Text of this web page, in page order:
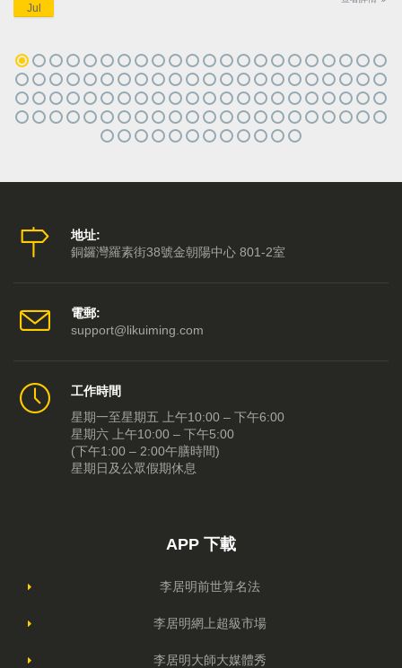
Jul
地址:
銅鑼灣羅素街38號金朝陽中心 801-2室
電郵:
support@likuiming.com
工作時間
星期一至星期五 上午10:00 – 下午6:00
星期六 上午10:00 – 下午5:00
(下午1:00 – 2:00午膳時間)
星期日及公眾假期休息
APP 下載
李居明前世算名法
李居明網上超級市場
李居明大師大媒體秀